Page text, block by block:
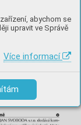
abychom se
upravit ve Správě
Více informací